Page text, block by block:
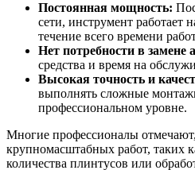
Постоянная мощность:
сети, инструмент работает
течение всего времени
Нет потребности в замене
средства и время на
Высокая точность и
выполнять сложные
профессиональном уровне.
Многие профессионалы
крупномасштабных работ, таких
количества плинтусов или